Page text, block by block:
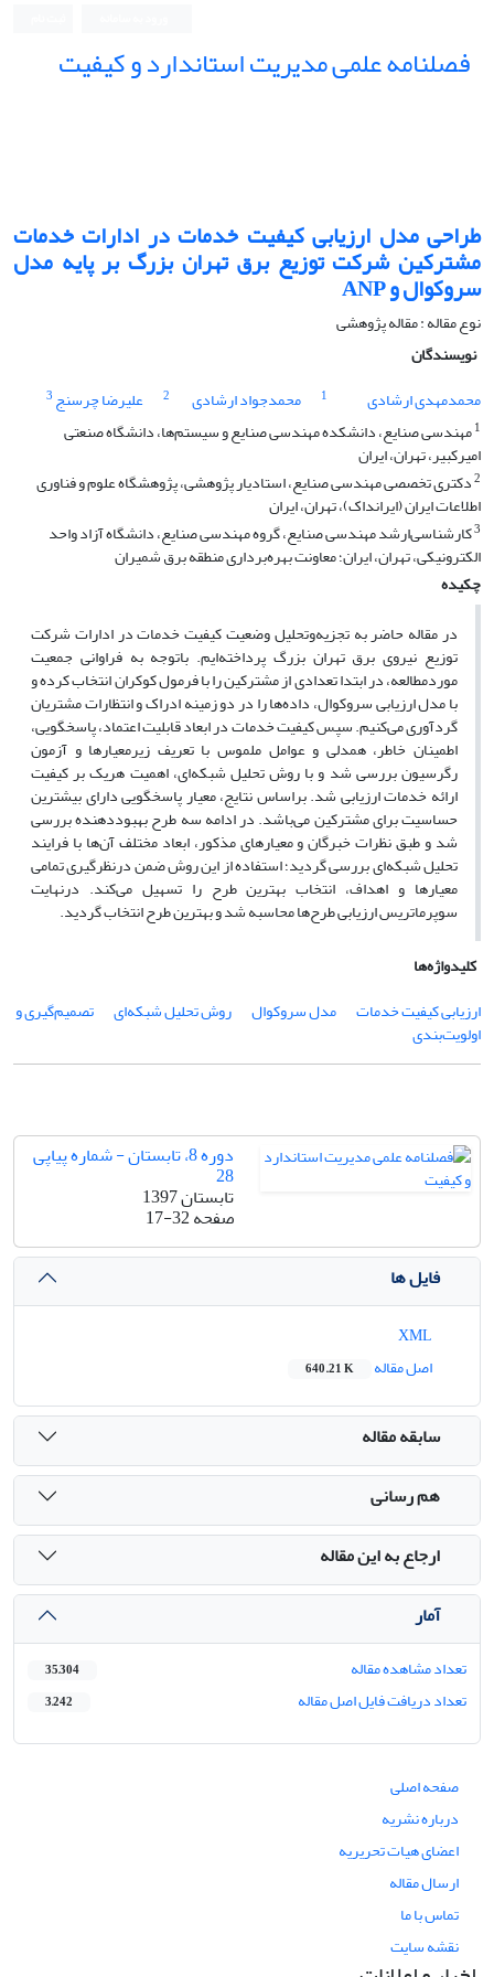
فصلنامه علمی مدیریت استاندارد و کیفیت
طراحی مدل ارزیابی کیفیت خدمات در ادارات خدمات
مشترکین شرکت توزیع برق تهران بزرگ بر پایه مدل
سروکوال و ANP
نوع مقاله : مقاله پژوهشی
نویسندگان
محمدمهدی ارشادی
1 محمدجواد ارشادی 2 علیرضا چرسنج 3
1مهندسی صنایع، دانشکده مهندسی صنایع و سیستم‌ها، دانشگاه صنعتی
امیرکبیر، تهران، ایران
2دکتری تخصصی مهندسی صنایع، استادیار پژوهشی، پژوهشگاه علوم و فناوری
اطلاعات ایران (ایرانداک)، تهران، ایران
3کارشناسی‌ارشد مهندسی صنایع، گروه مهندسی صنایع، دانشگاه آزاد واحد
الکترونیکی، تهران، ایران؛ معاونت بهره‌برداری منطقه برق شمیران
چکیده
در مقاله حاضر به تجزیه‌وتحلیل وضعیت کیفیت خدمات در ادارات شرکت
توزیع نیروی برق تهران بزرگ پرداخته‌ایم. باتوجه به فراوانی جمعیت
موردمطالعه، در ابتدا تعدادی از مشترکین را با فرمول کوکران انتخاب کرده و
با مدل ارزیابی سروکوال، داده‌ها را در دو زمینه ادراک و انتظارات مشتریان
گردآوری می‌کنیم. سپس کیفیت خدمات در ابعاد قابلیت اعتماد، پاسخگویی،
اطمینان خاطر، همدلی و عوامل ملموس با تعریف زیرمعیارها و آزمون
رگرسیون بررسی شد و با روش تحلیل شبکه‌ای، اهمیت هریک بر کیفیت
ارائه خدمات ارزیابی شد. براساس نتایج، معیار پاسخگویی دارای بیشترین
حساسیت برای مشترکین می‌باشد. در ادامه سه طرح بهبوددهنده بررسی
شد و طبق نظرات خبرگان و معیارهای مذکور، ابعاد مختلف آن‌ها با فرایند
تحلیل شبکه‌ای بررسی گردید؛ استفاده از این روش ضمن درنظرگیری تمامی
معیارها و اهداف، انتخاب بهترین طرح را تسهیل می‌کند. درنهایت
سوپرماتریس ارزیابی طرح‌ها محاسبه شد و بهترین طرح انتخاب گردید.
کلیدواژه‌ها
ارزیابی کیفیت خدمات
مدل سروکوال روش تحلیل شبکه‌ای تصمیم‌گیری و
اولویت‌بندی
دوره 8، تابستان - شماره پیاپی
28
تابستان 1397
صفحه17-32
فایل ها
اصل مقاله
640.21 K
سابقه مقاله
هم رسانی
ارجاع به این مقاله
آمار
تعداد مشاهده مقاله 35,304
تعداد دریافت فایل اصل مقاله 3,242
صفحه اصلی
درباره نشریه
اعضای هیات تحریریه
ارسال مقاله
تماس با ما
نقشه سایت